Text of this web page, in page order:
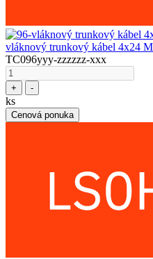
vláknový trunkový kábel 4x24
TC096yyy-zzzzzz-xxx
+ -
ks
Cenová ponuka